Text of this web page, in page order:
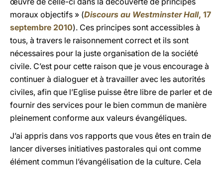
moraux objectifs » (Discours au Westminster Hall, 17
septembre 2010). Ces principes sont accessibles à
tous, à travers le raisonnement correct et ils sont
nécessaires pour la juste organisation de la société
civile. C’est pour cette raison que je vous encourage à
continuer à dialoguer et à travailler avec les autorités
civiles, afin que l’Eglise puisse être libre de parler et de
fournir des services pour le bien commun de manière
pleinement conforme aux valeurs évangéliques.
J’ai appris dans vos rapports que vous êtes en train de
lancer diverses initiatives pastorales qui ont comme
élément commun l’évangélisation de la culture. Cela